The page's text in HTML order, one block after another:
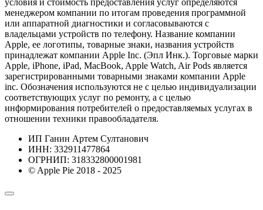
менеджером компании по итогам проведения программной
или аппаратной диагностики и согласовываются с
владельцами устройств по телефону. Название компании
Apple, ее логотипы, товарные знаки, названия устройств
принадлежат компании Apple Inc. (Эпл Инк.). Торговые марки
Apple, iPhone, iPad, MacBook, Apple Watch, Air Pods является
зарегистрированными товарными знаками компании Apple
inc. Обозначения используются не с целью индивидуализации
соответствующих услуг по ремонту, а с целью
информирования потребителей о предоставляемых услугах в
отношении техники правообладателя.
ИП Ганин Артем Султанович
ИНН: 332911477864
ОГРНИП: 318332800001981
© Apple Pie 2018 - 2025